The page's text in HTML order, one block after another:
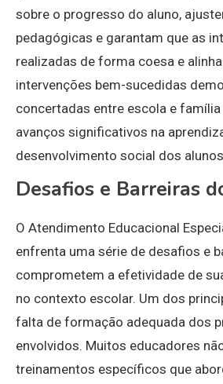
sobre o progresso do aluno,
pedagógicas e garantam que as
realizadas de forma coesa e
intervenções bem-sucedidas
concertadas entre escola e
avanços significativos na
desenvolvimento social dos
Desafios e Barreiras
O Atendimento Educacional
enfrenta uma série de desafios e
comprometem a efetividade de
no contexto escolar. Um dos
falta de formação adequada dos
envolvidos. Muitos educadores
treinamentos específicos que